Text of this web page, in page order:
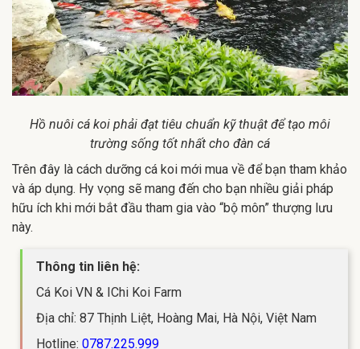
Hồ nuôi cá koi phải đạt tiêu chuẩn kỹ thuật để tạo môi
trường sống tốt nhất cho đàn cá
Trên đây là cách dưỡng cá koi mới mua về để bạn tham khảo
và áp dụng. Hy vọng sẽ mang đến cho bạn nhiều giải pháp
hữu ích khi mới bắt đầu tham gia vào “bộ môn” thượng lưu
này.
Thông tin liên hệ:
Cá Koi VN & IChi Koi Farm
Địa chỉ: 87 Thịnh Liệt, Hoàng Mai, Hà Nội, Việt Nam
Hotline: 0787.225.999